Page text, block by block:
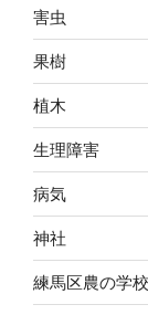
害虫
果樹
植木
生理障害
病気
神社
練馬区農の学校